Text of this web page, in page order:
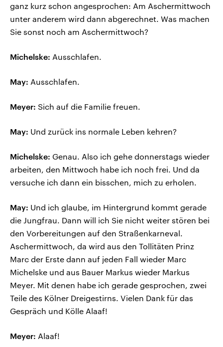
ganz kurz schon angesprochen: Am Aschermittwoch
unter anderem wird dann abgerechnet. Was machen
Sie sonst noch am Aschermittwoch?
Michelske: Ausschlafen.
May: Ausschlafen.
Meyer: Sich auf die Familie freuen.
May: Und zurück ins normale Leben kehren?
Michelske: Genau. Also ich gehe donnerstags wieder
arbeiten, den Mittwoch habe ich noch frei. Und da
versuche ich dann ein bisschen, mich zu erholen.
May: Und ich glaube, im Hintergrund kommt gerade
die Jungfrau. Dann will ich Sie nicht weiter stören bei
den Vorbereitungen auf den Straßenkarneval.
Aschermittwoch, da wird aus den Tollitäten Prinz
Marc der Erste dann auf jeden Fall wieder Marc
Michelske und aus Bauer Markus wieder Markus
Meyer. Mit denen habe ich gerade gesprochen, zwei
Teile des Kölner Dreigestirns. Vielen Dank für das
Gespräch und Kölle Alaaf!
Meyer: Alaaf!